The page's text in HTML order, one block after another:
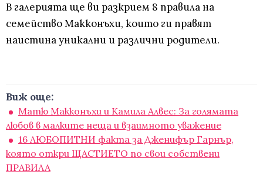
В галерията ще ви разкрием 8 правила на
семейство Макконъхи, които ги правят
наистина уникални и различни родители.
Виж още:
Матю Макконъхи и Камила Алвес: За голямата
любов в малките неща и взаимното уважение
16 ЛЮБОПИТНИ факта за Дженифър Гарнър,
която откри ЩАСТИЕТО по свои собствени
ПРАВИЛА